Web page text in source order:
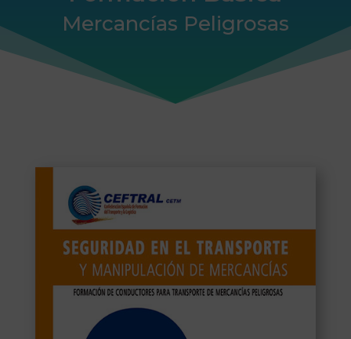
Mercancías Peligrosas